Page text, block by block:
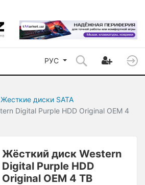
РУС
Жесткие диски SATA
Digital Purple HDD Original OEM 4
Жёсткий диск Western
Digital Purple HDD
Original OEM 4 TB